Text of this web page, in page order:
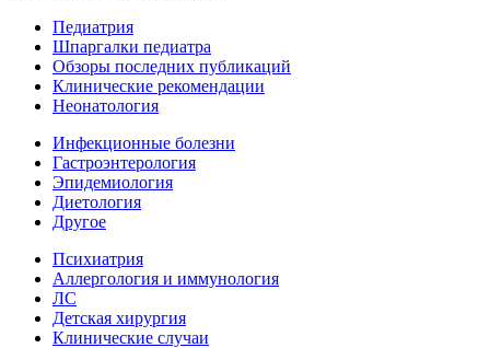
Педиатрия
Шпаргалки педиатра
Обзоры последних публикаций
Клинические рекомендации
Неонатология
Инфекционные болезни
Гастроэнтерология
Эпидемиология
Диетология
Другое
Психиатрия
Аллергология и иммунология
ЛС
Детская хирургия
Клинические случаи